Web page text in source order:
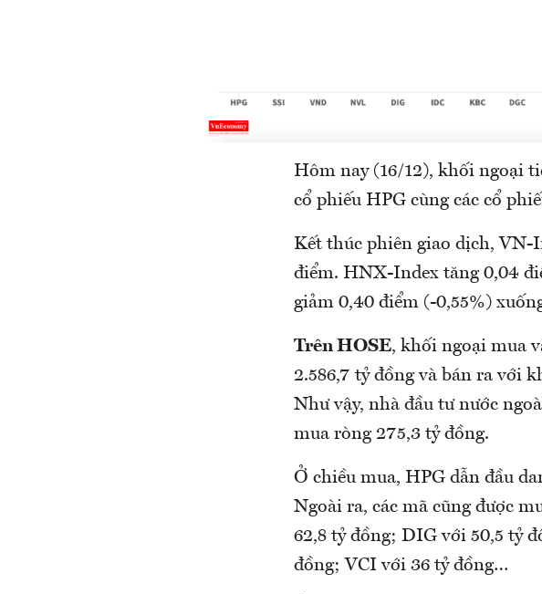
Hôm nay (16/12), khối ngoại
cổ phiếu HPG cùng các cổ
Kết thúc phiên giao dịch, VN-
điểm. HNX-Index tăng 0,04
giảm 0,40 điểm (-0,55%)
Trên HOSE, khối ngoại mua
2.586,7 tỷ đồng và bán ra với
Như vậy, nhà đầu tư nước
mua ròng 275,3 tỷ đồng.
Ở chiều mua, HPG dẫn đầu
Ngoài ra, các mã cũng được
62,8 tỷ đồng; DIG với 50,5 tỷ
đồng; VCI với 36 tỷ đồng…